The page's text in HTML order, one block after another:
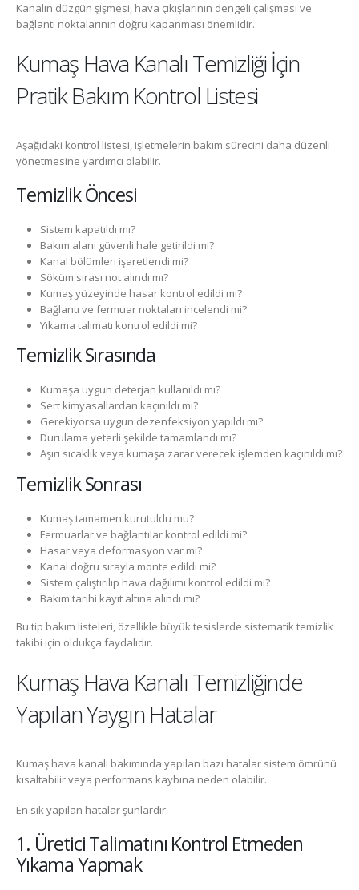
Kanalın düzgün şişmesi, hava çıkışlarının dengeli çalışması ve
bağlantı noktalarının doğru kapanması önemlidir.
Kumaş Hava Kanalı Temizliği İçin
Pratik Bakım Kontrol Listesi
Aşağıdaki kontrol listesi, işletmelerin bakım sürecini daha düzenli
yönetmesine yardımcı olabilir.
Temizlik Öncesi
Sistem kapatıldı mı?
Bakım alanı güvenli hale getirildi mi?
Kanal bölümleri işaretlendi mi?
Söküm sırası not alındı mı?
Kumaş yüzeyinde hasar kontrol edildi mi?
Bağlantı ve fermuar noktaları incelendi mi?
Yıkama talimatı kontrol edildi mi?
Temizlik Sırasında
Kumaşa uygun deterjan kullanıldı mı?
Sert kimyasallardan kaçınıldı mı?
Gerekiyorsa uygun dezenfeksiyon yapıldı mı?
Durulama yeterli şekilde tamamlandı mı?
Aşırı sıcaklık veya kumaşa zarar verecek işlemden kaçınıldı mı?
Temizlik Sonrası
Kumaş tamamen kurutuldu mu?
Fermuarlar ve bağlantılar kontrol edildi mi?
Hasar veya deformasyon var mı?
Kanal doğru sırayla monte edildi mi?
Sistem çalıştırılıp hava dağılımı kontrol edildi mi?
Bakım tarihi kayıt altına alındı mı?
Bu tip bakım listeleri, özellikle büyük tesislerde sistematik temizlik
takibi için oldukça faydalıdır.
Kumaş Hava Kanalı Temizliğinde
Yapılan Yaygın Hatalar
Kumaş hava kanalı bakımında yapılan bazı hatalar sistem ömrünü
kısaltabilir veya performans kaybına neden olabilir.
En sık yapılan hatalar şunlardır:
1. Üretici Talimatını Kontrol Etmeden
Yıkama Yapmak